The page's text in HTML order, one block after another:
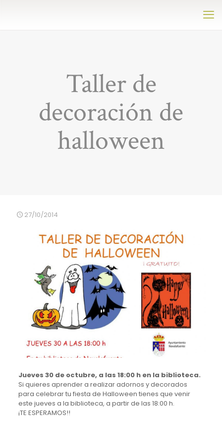
Taller de
decoración de
halloween
27/10/2014
Jueves 30 de octubre, a las 18:00 h en la biblioteca.
Si quieres aprender a realizar adornos y decorados
para celebrar tu fiesta de Halloween tienes que venir
este jueves a la biblioteca, a partir de las 18:00 h.
¡TE ESPERAMOS!!